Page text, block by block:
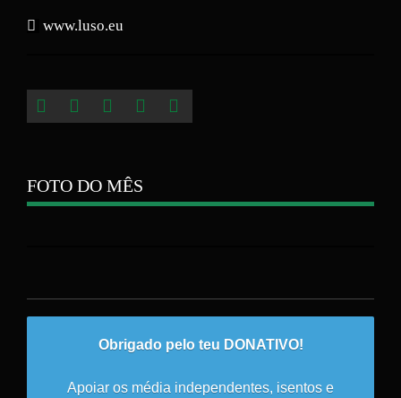
www.luso.eu
FOTO DO MÊS
Obrigado pelo teu DONATIVO!
Apoiar os média independentes, isentos e